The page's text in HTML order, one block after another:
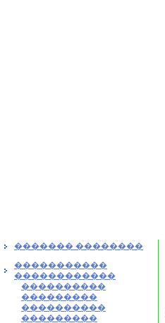
������� ��������
�����������
������������
����������
���������
����������
���������